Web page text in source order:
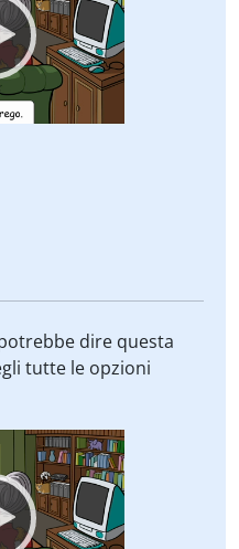
dire questa
tutte le opzioni